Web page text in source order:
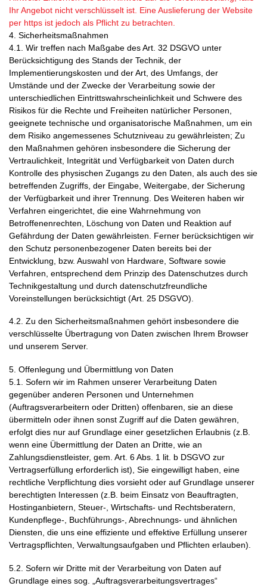
Ihr Angebot nicht verschlüsselt ist. Eine Auslieferung der Website
per https ist jedoch als Pflicht zu betrachten.
4. Sicherheitsmaßnahmen
4.1. Wir treffen nach Maßgabe des Art. 32 DSGVO unter
Berücksichtigung des Stands der Technik, der
Implementierungskosten und der Art, des Umfangs, der
Umstände und der Zwecke der Verarbeitung sowie der
unterschiedlichen Eintrittswahrscheinlichkeit und Schwere des
Risikos für die Rechte und Freiheiten natürlicher Personen,
geeignete technische und organisatorische Maßnahmen, um ein
dem Risiko angemessenes Schutzniveau zu gewährleisten; Zu
den Maßnahmen gehören insbesondere die Sicherung der
Vertraulichkeit, Integrität und Verfügbarkeit von Daten durch
Kontrolle des physischen Zugangs zu den Daten, als auch des sie
betreffenden Zugriffs, der Eingabe, Weitergabe, der Sicherung
der Verfügbarkeit und ihrer Trennung. Des Weiteren haben wir
Verfahren eingerichtet, die eine Wahrnehmung von
Betroffenenrechten, Löschung von Daten und Reaktion auf
Gefährdung der Daten gewährleisten. Ferner berücksichtigen wir
den Schutz personenbezogener Daten bereits bei der
Entwicklung, bzw. Auswahl von Hardware, Software sowie
Verfahren, entsprechend dem Prinzip des Datenschutzes durch
Technikgestaltung und durch datenschutzfreundliche
Voreinstellungen berücksichtigt (Art. 25 DSGVO).
4.2. Zu den Sicherheitsmaßnahmen gehört insbesondere die
verschlüsselte Übertragung von Daten zwischen Ihrem Browser
und unserem Server.
5. Offenlegung und Übermittlung von Daten
5.1. Sofern wir im Rahmen unserer Verarbeitung Daten
gegenüber anderen Personen und Unternehmen
(Auftragsverarbeitern oder Dritten) offenbaren, sie an diese
übermitteln oder ihnen sonst Zugriff auf die Daten gewähren,
erfolgt dies nur auf Grundlage einer gesetzlichen Erlaubnis (z.B.
wenn eine Übermittlung der Daten an Dritte, wie an
Zahlungsdienstleister, gem. Art. 6 Abs. 1 lit. b DSGVO zur
Vertragserfüllung erforderlich ist), Sie eingewilligt haben, eine
rechtliche Verpflichtung dies vorsieht oder auf Grundlage unserer
berechtigten Interessen (z.B. beim Einsatz von Beauftragten,
Hostinganbietern, Steuer-, Wirtschafts- und Rechtsberatern,
Kundenpflege-, Buchführungs-, Abrechnungs- und ähnlichen
Diensten, die uns eine effiziente und effektive Erfüllung unserer
Vertragspflichten, Verwaltungsaufgaben und Pflichten erlauben).
5.2. Sofern wir Dritte mit der Verarbeitung von Daten auf
Grundlage eines sog. „Auftragsverarbeitungsvertrages“